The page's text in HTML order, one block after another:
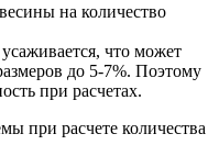
на количество
что может
до 5-7%. Поэтому
при расчетах.
при расчете количества